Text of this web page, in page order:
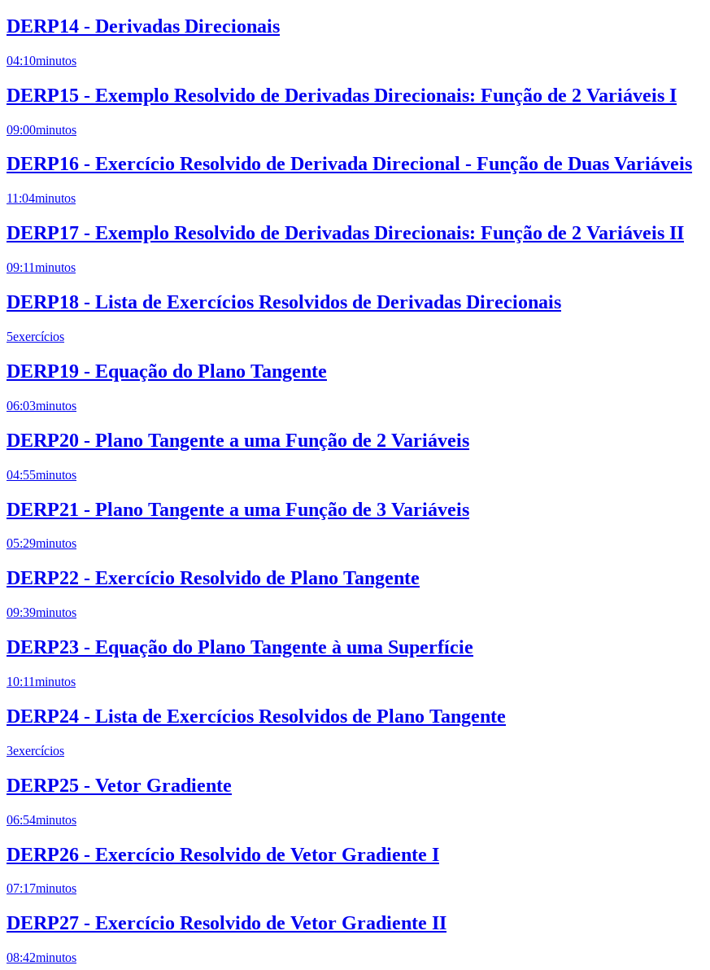
DERP14 - Derivadas Direcionais
04:10minutos
DERP15 - Exemplo Resolvido de Derivadas Direcionais: Função de 2 Variáveis I
09:00minutos
DERP16 - Exercício Resolvido de Derivada Direcional - Função de Duas Variáveis
11:04minutos
DERP17 - Exemplo Resolvido de Derivadas Direcionais: Função de 2 Variáveis II
09:11minutos
DERP18 - Lista de Exercícios Resolvidos de Derivadas Direcionais
5exercícios
DERP19 - Equação do Plano Tangente
06:03minutos
DERP20 - Plano Tangente a uma Função de 2 Variáveis
04:55minutos
DERP21 - Plano Tangente a uma Função de 3 Variáveis
05:29minutos
DERP22 - Exercício Resolvido de Plano Tangente
09:39minutos
DERP23 - Equação do Plano Tangente à uma Superfície
10:11minutos
DERP24 - Lista de Exercícios Resolvidos de Plano Tangente
3exercícios
DERP25 - Vetor Gradiente
06:54minutos
DERP26 - Exercício Resolvido de Vetor Gradiente I
07:17minutos
DERP27 - Exercício Resolvido de Vetor Gradiente II
08:42minutos